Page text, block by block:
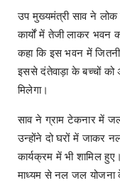
उप मुख्यमंत्री साव ने लोक
कार्यों में तेजी लाकर भवन
कहा कि इस भवन में
इससे दंतेवाड़ा के बच्चों को
मिलेगा।
साव ने ग्राम टेकनार में जल
उन्होंने दो घरों में जाकर
कार्यक्रम में भी शामिल
माध्यम से नल जल योजना